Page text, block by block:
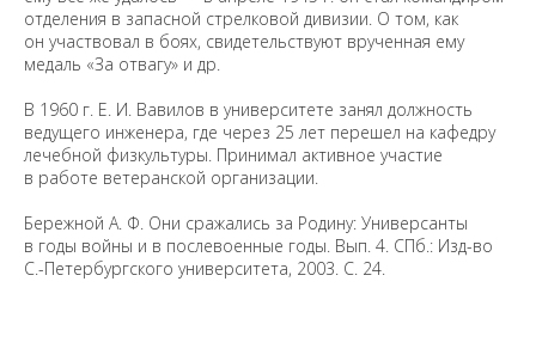
отделения в запасной стрелковой дивизии. О том, как
он участвовал в боях, свидетельствуют врученная ему
медаль «За отвагу» и др.
В 1960 г. Е. И. Вавилов в университете занял должность
ведущего инженера, где через 25 лет перешел на кафедру
лечебной физкультуры. Принимал активное участие
в работе ветеранской организации.
Бережной А. Ф. Они сражались за Родину: Универсанты
в годы войны и в послевоенные годы. Вып. 4. СПб.: Изд-во
С.-Петербургского университета, 2003. С. 24.